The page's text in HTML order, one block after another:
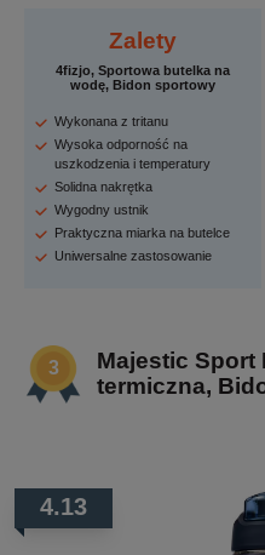
Zalety
4fizjo, Sportowa butelka na
wodę, Bidon sportowy
Wykonana z tritanu
Wysoka odporność na
uszkodzenia i temperatury
Solidna nakrętka
Wygodny ustnik
Praktyczna miarka na butelce
Uniwersalne zastosowanie
Majestic Sport
termiczna,
4.13